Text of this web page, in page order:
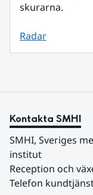
skurarna.
Radar
Kontakta SMHI
SMHI, Sveriges
institut
Reception och
Telefon